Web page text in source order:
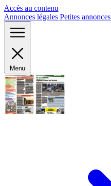
Accès au contenu
Annonces légales Petites annonces
Menu
Panneau de gestion des cookies